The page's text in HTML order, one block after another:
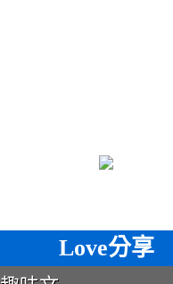
Love分享